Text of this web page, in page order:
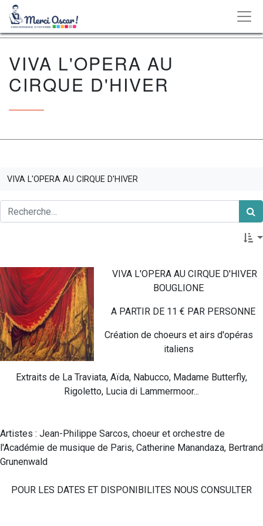
VIVA L'OPERA AU
CIRQUE D'HIVER
VIVA L'OPERA AU CIRQUE D'HIVER
VIVA L'OPERA AU CIRQUE D'HIVER
BOUGLIONE
A PARTIR DE 11 € PAR PERSONNE
Création de choeurs et airs d'opéras
italiens
Extraits de La Traviata, Aïda, Nabucco, Madame Butterfly,
Rigoletto, Lucia di Lammermoor...
Artistes : Jean-Philippe Sarcos, choeur et orchestre de
l'Académie de musique de Paris, Catherine Manandaza, Bertrand
Grunenwald
POUR LES DATES ET DISPONIBILITES NOUS CONSULTER